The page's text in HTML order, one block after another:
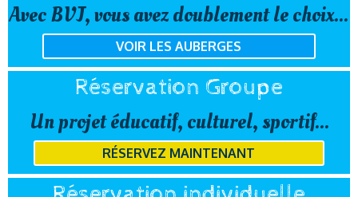
Avec BVJ, vous avez doublement le choix...
VOIR LES AUBERGES
Réservation Groupe
Un projet éducatif, culturel, sportif...
RÉSERVEZ MAINTENANT